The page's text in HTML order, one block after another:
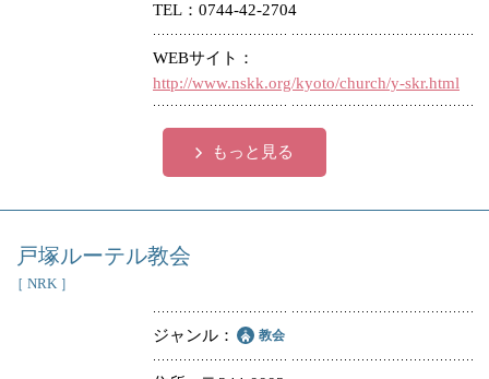
TEL 0744-42-2704
WEBサイト
http://www.nskk.org/kyoto/church/y-skr.html
もっと見る
戸塚ルーテル教会
［ NRK ］
ジャンル 教会